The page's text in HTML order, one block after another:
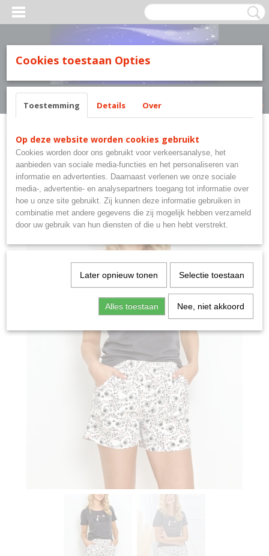
Inloggen Registreren
(0)
Home >Merkkledij Taro Nachtkleding Family Line.>Taro Short Pyjama Lexi
Maat M - L - XL.
Cookies toestaan Opties
Toestemming Details Over
Op deze website worden cookies gebruikt
Cookies worden door ons gebruikt voor verkeersanalyse, het
aanbieden van sociale media-functies en het personaliseren van
informatie en advertenties. Daarnaast verlenen we onze sociale
media-, advertentie- en analysepartners toegang tot informatie over
hoe u onze site gebruikt. Zij kunnen deze informatie gebruiken in
combinatie met andere gegevens die zij mogelijk hebben verzameld
door uw gebruik van hun diensten of die u hen hebt verstrekt.
Later opnieuw tonen Selectie toestaan
Alles toestaan Nee, niet akkoord